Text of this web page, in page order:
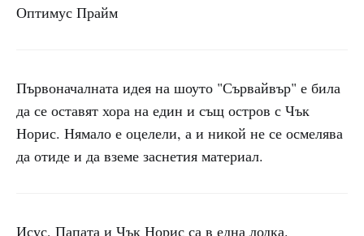
Оптимус Прайм
Първоначалната идея на шоуто "Сървайвър" е била
да се оставят хора на един и същ остров с Чък
Норис. Нямало е оцелели, а и никой не се осмелява
да отиде и да вземе заснетия материал.
Исус, Папата и Чък Норис са в една лодка.